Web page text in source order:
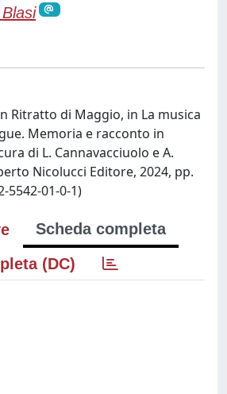
Ritratto di Maggio, in La musica
Memoria e racconto in
di L. Cannavacciuolo e A.
Nicolucci Editore, 2024, pp.
5542-01-0-1)
Scheda completa
(DC)